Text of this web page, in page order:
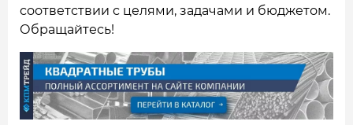
соответствии с целями, задачами и бюджетом.
Обращайтесь!